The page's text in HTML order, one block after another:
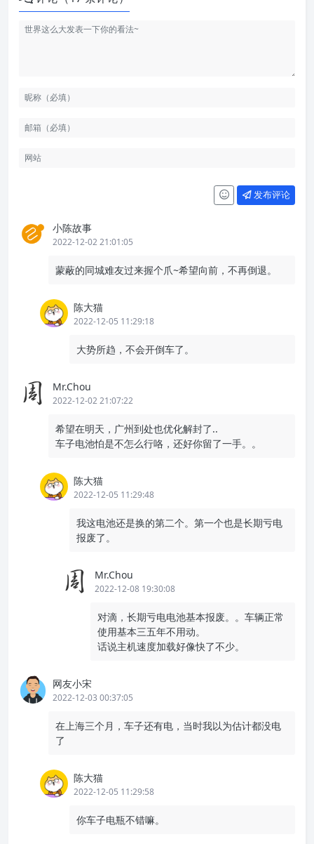
发布评论
小陈故事
2022-12-02 21:01:05
蒙蔽的同城难友过来握个爪~希望向前，不再倒退。
陈大猫
2022-12-05 11:29:18
大势所趋，不会开倒车了。
Mr.Chou
2022-12-02 21:07:22
希望在明天，广州到处也优化解封了..
车子电池怕是不怎么行咯，还好你留了一手。。
陈大猫
2022-12-05 11:29:48
我这电池还是换的第二个。第一个也是长期亏电
报废了。
Mr.Chou
2022-12-08 19:30:08
对滴，长期亏电电池基本报废。。车辆正常
使用基本三五年不用动。
话说主机速度加载好像快了不少。
网友小宋
2022-12-03 00:37:05
在上海三个月，车子还有电，当时我以为估计都没电
了
陈大猫
2022-12-05 11:29:58
你车子电瓶不错嘛。